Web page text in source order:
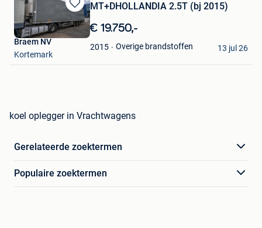
Bewaren
in
Mijn
Favorieten
MT+DHOLLANDIA 2.5T (bj 2015)
€ 19.750,-
2015 Overige brandstoffen
Braem NV
Kortemark
13 jul 26
koel oplegger in Vrachtwagens
Gerelateerde zoektermen
Populaire zoektermen